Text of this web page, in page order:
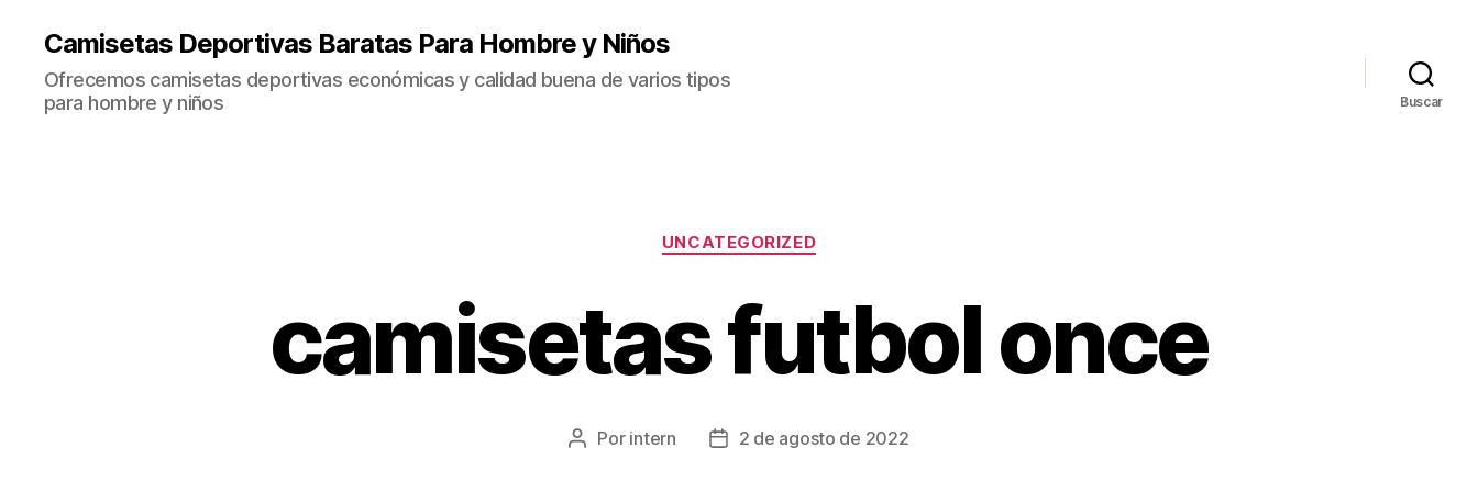
Camisetas Deportivas Baratas Para Hombre y Niños
Ofrecemos camisetas deportivas económicas y calidad buena de varios tipos
para hombre y niños
Buscar
Categorías
UNCATEGORIZED
camisetas futbol once
Autor
Por intern
Fecha2 de agosto de 2022